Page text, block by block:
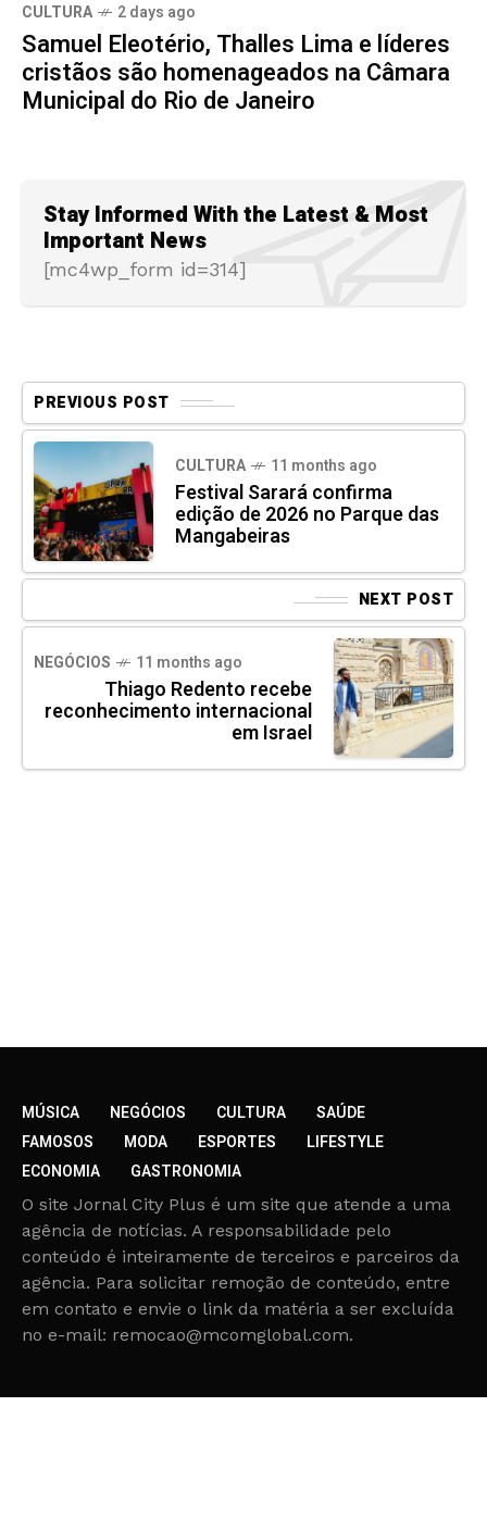
CULTURA 2 days ago
Samuel Eleotério, Thalles Lima e líderes
cristãos são homenageados na Câmara
Municipal do Rio de Janeiro
Stay Informed With the Latest & Most
Important News
[mc4wp_form id=314]
PREVIOUS POST
CULTURA 11 months ago
Festival Sarará confirma
edição de 2026 no Parque das
Mangabeiras
NEXT POST
NEGÓCIOS 11 months ago
Thiago Redento recebe
reconhecimento internacional
em Israel
MÚSICA NEGÓCIOS CULTURA
SAÚDE
FAMOSOS
MODA ESPORTES
LIFESTYLE
ECONOMIA
GASTRONOMIA
O site Jornal City Plus é um site que atende a uma
agência de notícias. A responsabilidade pelo
conteúdo é inteiramente de terceiros e parceiros da
agência. Para solicitar remoção de conteúdo, entre
em contato e envie o link da matéria a ser excluída
no e-mail: remocao@mcomglobal.com.